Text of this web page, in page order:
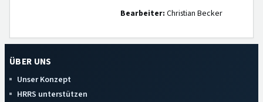
Bearbeiter: Christian Becker
ÜBER UNS
Unser Konzept
HRRS unterstützen